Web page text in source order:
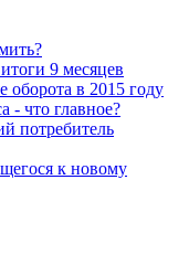
9 месяцев
оборота в 2015 году
- что главное?
потребитель
к новому